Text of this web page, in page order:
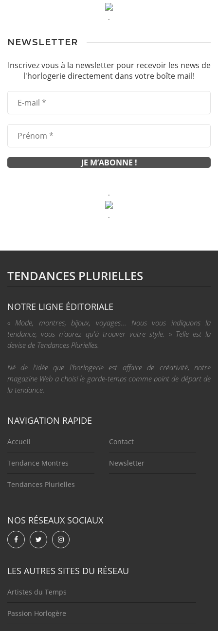
.
NEWSLETTER
Inscrivez vous à la newsletter pour recevoir les news de
l'horlogerie directement dans votre boîte mail!
.
.
TENDANCES PLURIELLES
NOTRE LIGNE ÉDITORIALE
« Mode, montres, bijoux, voyages... Nous vous indiquons la
tendance, vous n'aurez qu'à trouver votre style. » Telle est la
devise de Tendances Plurielles.
Né de l'idée que l'horlogerie est affaire de créativité, notre
magazine Web a choisi le garde-temps comme point de départ de
la tendance.
NAVIGATION RAPIDE
Accueil
Tendance Montres
Tendances Plurielles
Contact
Newsletter
NOS RÉSEAUX SOCIAUX
LES AUTRES SITES DU RÉSEAU
Artistes du Temps
Passion Horlogère